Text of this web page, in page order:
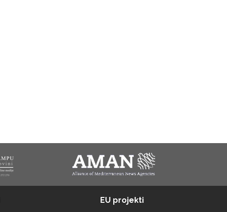
EU projekti